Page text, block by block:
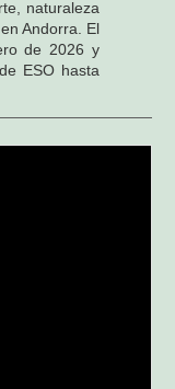
naturaleza
Andorra. El
de 2026 y
ESO hasta